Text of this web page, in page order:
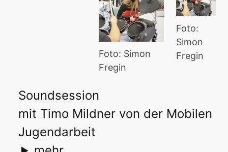
Foto:
Simon
Fregin
Foto: Simon
Fregin
Soundsession
mit Timo Mildner von der Mobilen
Jugendarbeit